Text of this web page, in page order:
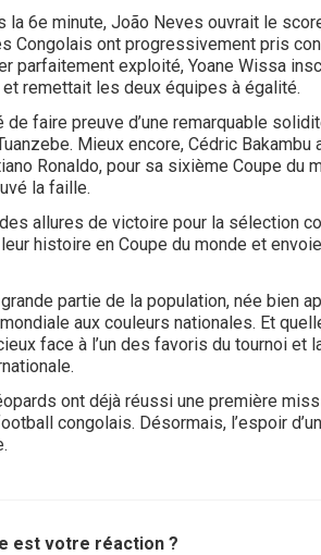
la 6e minute, João Neves ouvrait le
Congolais ont progressivement pris
parfaitement exploité, Yoane Wissa
et remettait les deux équipes à égalité.
faire preuve d’une remarquable
Mieux encore, Cédric
Ronaldo, pour sa sixième Coupe du
la faille.
allures de victoire pour la sélection
histoire en Coupe du monde et
partie de la population, née bien
aux couleurs nationales. Et
face à l’un des favoris du tournoi et
ont déjà réussi une première
congolais. Désormais, l’espoir
est votre réaction ?